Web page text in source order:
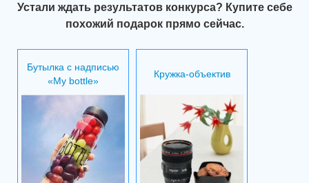
Устали ждать результатов конкурса? Купите себе
похожий подарок прямо сейчас.
Бутылка с надписью
«My bottle»
Кружка-объектив